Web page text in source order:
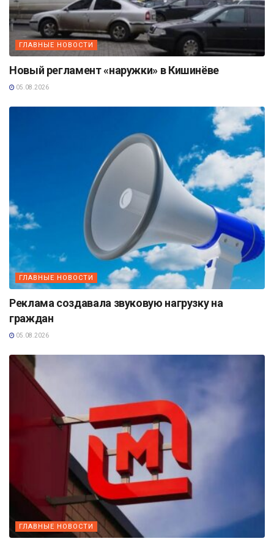
ГЛАВНЫЕ НОВОСТИ
Новый регламент «наружки» в Кишинёве
05.08.2026
ГЛАВНЫЕ НОВОСТИ
Реклама создавала звуковую нагрузку на
граждан
05.08.2026
ГЛАВНЫЕ НОВОСТИ